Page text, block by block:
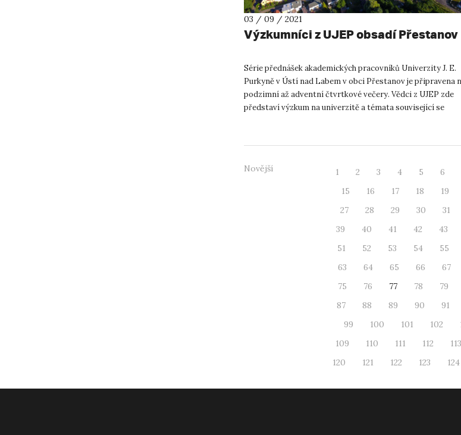
03 / 09 / 2021
Výzkumníci z UJEP obsadí Přestanov
Série přednášek akademických pracovníků Univerzity J. E.
Purkyně v Ústí nad Labem v obci Přestanov je připravena
podzimní až adventní čtvrtkové večery. Vědci z UJEP zde
představí výzkum na univerzitě a témata související se
Novější 1 2 3 4 5 6
15
16 17 18 19
27
28 29 30 31
39
40 41 42 43
51
52 53 54 55
63
64 65 66 67
75
76 77 78 79
87
88 89 90 91
99
100 101 102
109
110 111 112 113
120
121 122 123 124